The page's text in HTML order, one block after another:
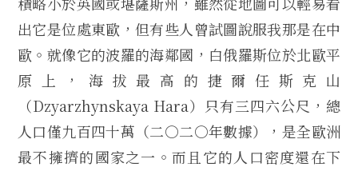
出它是位處東歐，但有些人曾試圖說服我那是在中
歐。就像它的波羅的海鄰國，白俄羅斯位於北歐平
原上，海拔最高的捷爾任斯克山
（Dzyarzhynskaya Hara）只有三四六公尺，總
人口僅九百四十萬（二○二○年數據），是全歐洲
最不擁擠的國家之一。而且它的人口密度還在下